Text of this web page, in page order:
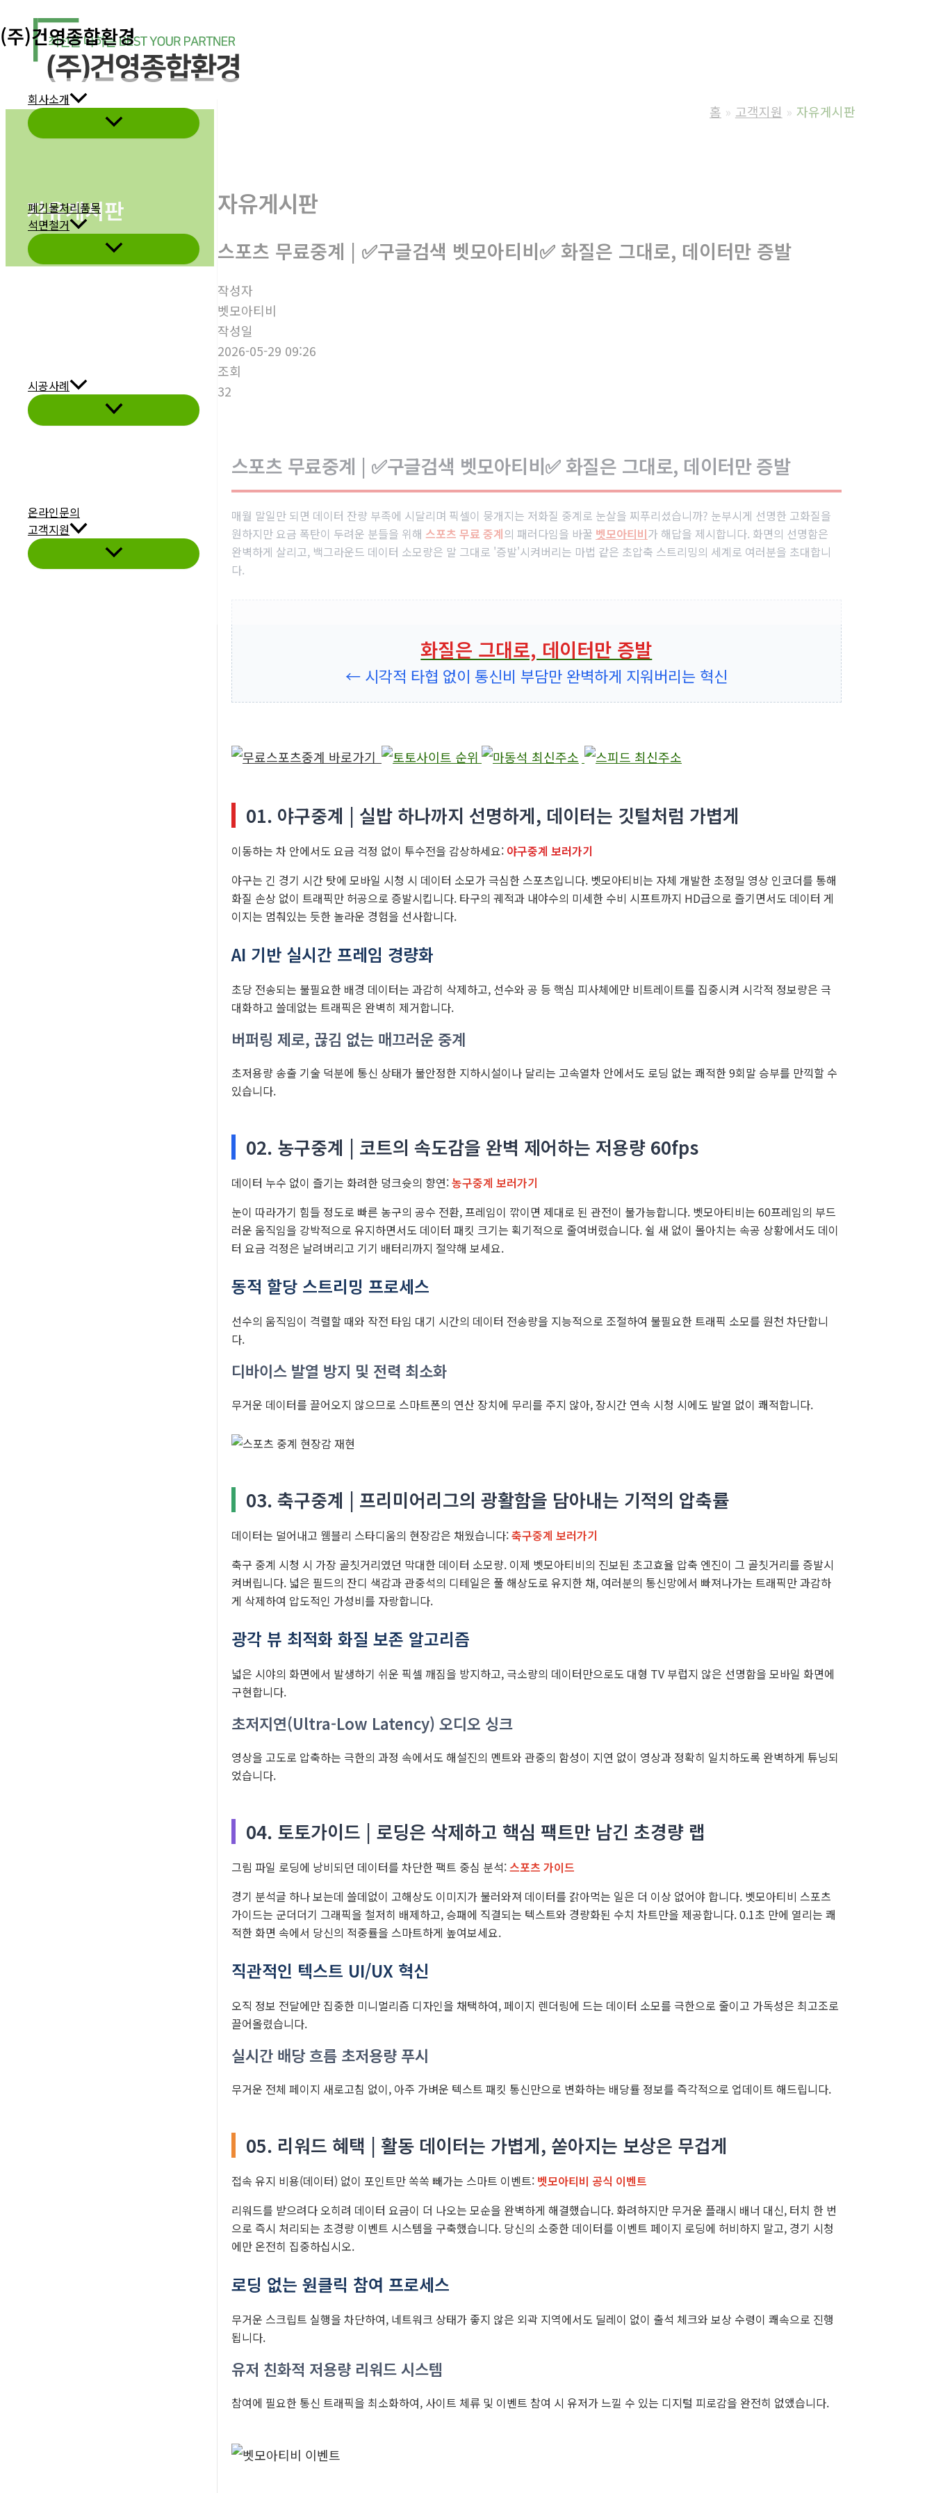
텐
너
(주)건영종합환경
회사소개
메
뉴
토
폐기물처리품목
석면철거
메
뉴
토
시공사례
메
뉴
토
온라인문의
고객지원
메
뉴
토
자유게시판
홈 고객지원 자유게시판
자유게시판
스포츠 무료중계 | ✅구글검색 벳모아티비✅ 화질은 그대로, 데이터만 증발
작성자
벳모아티비
작성일
2026-05-29 09:26
조회
32
스포츠 무료중계 | ✅구글검색 벳모아티비✅ 화질은 그대로, 데이터만 증발
매월 말일만 되면 데이터 잔량 부족에 시달리며 픽셀이 뭉개지는 저화질 중계로 눈살을 찌푸리셨습니까? 눈부시게 선명한 고화질을
원하지만 요금 폭탄이 두려운 분들을 위해 스포츠 무료 중계의 패러다임을 바꿀 벳모아티비가 해답을 제시합니다. 화면의 선명함은
완벽하게 살리고, 백그라운드 데이터 소모량은 말 그대로 '증발'시켜버리는 마법 같은 초압축 스트리밍의 세계로 여러분을 초대합니
다.
화질은 그대로, 데이터만 증발
← 시각적 타협 없이 통신비 부담만 완벽하게 지워버리는 혁신
01. 야구중계 | 실밥 하나까지 선명하게, 데이터는 깃털처럼 가볍게
이동하는 차 안에서도 요금 걱정 없이 투수전을 감상하세요: 야구중계 보러가기
야구는 긴 경기 시간 탓에 모바일 시청 시 데이터 소모가 극심한 스포츠입니다. 벳모아티비는 자체 개발한 초정밀 영상 인코더를 통해
화질 손상 없이 트래픽만 허공으로 증발시킵니다. 타구의 궤적과 내야수의 미세한 수비 시프트까지 HD급으로 즐기면서도 데이터 게
이지는 멈춰있는 듯한 놀라운 경험을 선사합니다.
AI 기반 실시간 프레임 경량화
초당 전송되는 불필요한 배경 데이터는 과감히 삭제하고, 선수와 공 등 핵심 피사체에만 비트레이트를 집중시켜 시각적 정보량은 극
대화하고 쓸데없는 트래픽은 완벽히 제거합니다.
버퍼링 제로, 끊김 없는 매끄러운 중계
초저용량 송출 기술 덕분에 통신 상태가 불안정한 지하시설이나 달리는 고속열차 안에서도 로딩 없는 쾌적한 9회말 승부를 만끽할 수
있습니다.
02. 농구중계 | 코트의 속도감을 완벽 제어하는 저용량 60fps
데이터 누수 없이 즐기는 화려한 덩크슛의 향연:농구중계 보러가기
눈이 따라가기 힘들 정도로 빠른 농구의 공수 전환, 프레임이 깎이면 제대로 된 관전이 불가능합니다. 벳모아티비는 60프레임의 부드
러운 움직임을 강박적으로 유지하면서도 데이터 패킷 크기는 획기적으로 줄여버렸습니다. 쉴 새 없이 몰아치는 속공 상황에서도 데이
터 요금 걱정은 날려버리고 기기 배터리까지 절약해 보세요.
동적 할당 스트리밍 프로세스
선수의 움직임이 격렬할 때와 작전 타임 대기 시간의 데이터 전송량을 지능적으로 조절하여 불필요한 트래픽 소모를 원천 차단합니
다.
디바이스 발열 방지 및 전력 최소화
무거운 데이터를 끌어오지 않으므로 스마트폰의 연산 장치에 무리를 주지 않아, 장시간 연속 시청 시에도 발열 없이 쾌적합니다.
03. 축구중계 | 프리미어리그의 광활함을 담아내는 기적의 압축률
데이터는 덜어내고 웸블리 스타디움의 현장감은 채웠습니다:축구중계 보러가기
축구 중계 시청 시 가장 골칫거리였던 막대한 데이터 소모량. 이제 벳모아티비의 진보된 초고효율 압축 엔진이 그 골칫거리를 증발시
켜버립니다. 넓은 필드의 잔디 색감과 관중석의 디테일은 풀 해상도로 유지한 채, 여러분의 통신망에서 빠져나가는 트래픽만 과감하
게 삭제하여 압도적인 가성비를 자랑합니다.
광각 뷰 최적화 화질 보존 알고리즘
넓은 시야의 화면에서 발생하기 쉬운 픽셀 깨짐을 방지하고, 극소량의 데이터만으로도 대형 TV 부럽지 않은 선명함을 모바일 화면에
구현합니다.
초저지연(Ultra-Low Latency) 오디오 싱크
영상을 고도로 압축하는 극한의 과정 속에서도 해설진의 멘트와 관중의 함성이 지연 없이 영상과 정확히 일치하도록 완벽하게 튜닝되
었습니다.
04. 토토가이드 | 로딩은 삭제하고 핵심 팩트만 남긴 초경량 랩
그림 파일 로딩에 낭비되던 데이터를 차단한 팩트 중심 분석:스포츠 가이드
경기 분석글 하나 보는데 쓸데없이 고해상도 이미지가 불러와져 데이터를 갉아먹는 일은 더 이상 없어야 합니다. 벳모아티비 스포츠
가이드는 군더더기 그래픽을 철저히 배제하고, 승패에 직결되는 텍스트와 경량화된 수치 차트만을 제공합니다. 0.1초 만에 열리는 쾌
적한 화면 속에서 당신의 적중률을 스마트하게 높여보세요.
직관적인 텍스트 UI/UX 혁신
오직 정보 전달에만 집중한 미니멀리즘 디자인을 채택하여, 페이지 렌더링에 드는 데이터 소모를 극한으로 줄이고 가독성은 최고조로
끌어올렸습니다.
실시간 배당 흐름 초저용량 푸시
무거운 전체 페이지 새로고침 없이, 아주 가벼운 텍스트 패킷 통신만으로 변화하는 배당률 정보를 즉각적으로 업데이트 해드립니다.
05. 리워드 혜택 | 활동 데이터는 가볍게, 쏟아지는 보상은 무겁게
접속 유지 비용(데이터) 없이 포인트만 쏙쏙 빼가는 스마트 이벤트: 벳모아티비 공식 이벤트
리워드를 받으려다 오히려 데이터 요금이 더 나오는 모순을 완벽하게 해결했습니다. 화려하지만 무거운 플래시 배너 대신, 터치 한 번
으로 즉시 처리되는 초경량 이벤트 시스템을 구축했습니다. 당신의 소중한 데이터를 이벤트 페이지 로딩에 허비하지 말고, 경기 시청
에만 온전히 집중하십시오.
로딩 없는 원클릭 참여 프로세스
무거운 스크립트 실행을 차단하여, 네트워크 상태가 좋지 않은 외곽 지역에서도 딜레이 없이 출석 체크와 보상 수령이 쾌속으로 진행
됩니다.
유저 친화적 저용량 리워드 시스템
참여에 필요한 통신 트래픽을 최소화하여, 사이트 체류 및 이벤트 참여 시 유저가 느낄 수 있는 디지털 피로감을 완전히 없앴습니다.